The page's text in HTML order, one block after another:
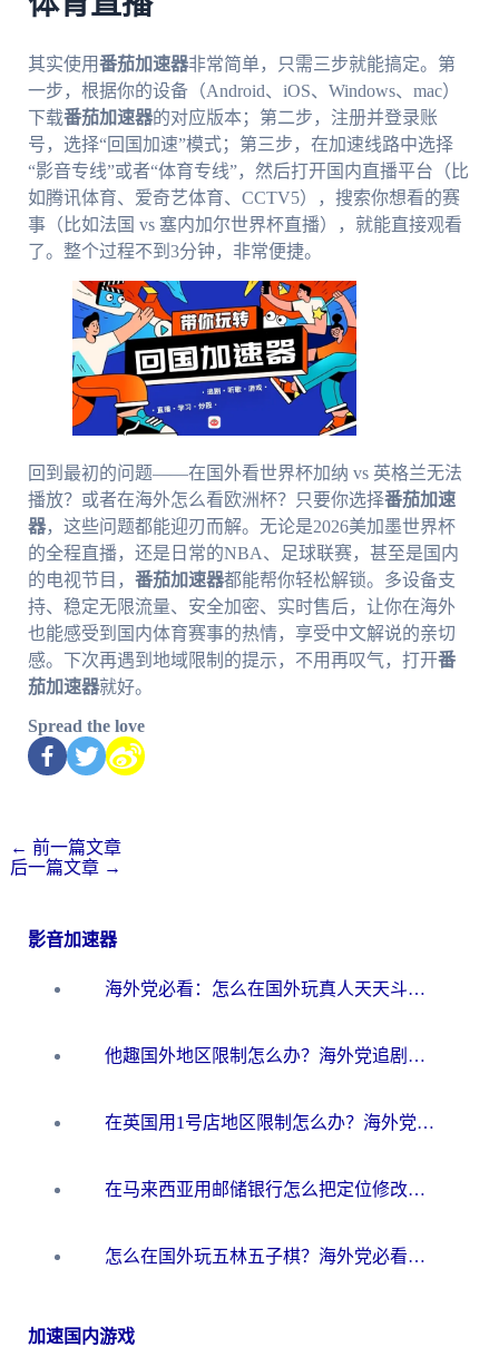
其实使用番茄加速器非常简单，只需三步就能搞定。第
一步，根据你的设备（Android、iOS、Windows、mac）
下载番茄加速器的对应版本；第二步，注册并登录账
号，选择“回国加速”模式；第三步，在加速线路中选择
“影音专线”或者“体育专线”，然后打开国内直播平台（比
如腾讯体育、爱奇艺体育、CCTV5），搜索你想看的赛
事（比如法国 vs 塞内加尔世界杯直播），就能直接观看
了。整个过程不到3分钟，非常便捷。
回到最初的问题——在国外看世界杯加纳 vs 英格兰无法
播放？或者在海外怎么看欧洲杯？只要你选择番茄加速
器，这些问题都能迎刃而解。无论是2026美加墨世界杯
的全程直播，还是日常的NBA、足球联赛，甚至是国内
的电视节目， 番茄加速器都能帮你轻松解锁。多设备支
持、稳定无限流量、安全加密、实时售后，让你在海外
也能感受到国内体育赛事的热情，享受中文解说的亲切
感。下次再遇到地域限制的提示，不用再叹气，打开番
茄加速器就好。
Spread the love
← 前一篇文章
后一篇文章 →
影音加速器
海外党必看：怎么在国外玩真人天天斗地主？附证券开户、音乐定位修改全攻略
他趣国外地区限制怎么办？海外党追剧听歌看直播的一站式解决方案
在英国用1号店地区限制怎么办？海外党必看的回国加速全攻略
在马来西亚用邮储银行怎么把定位修改到中国国内？3个海外生活痛点一次解决
怎么在国外玩五林五子棋？海外党必看的回国加速全攻略（附优酷荔枝FM解决方法）
加速国内游戏